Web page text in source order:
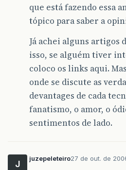
que está fazendo essa
tópico para saber a
Já achei alguns artigos
isso, se alguém tiver
coloco os links aqui.
onde se discute as
devantages de cada
fanatismo, o amor, o
sentimentos de lado.
J
juzepeleteiro27 de out. de